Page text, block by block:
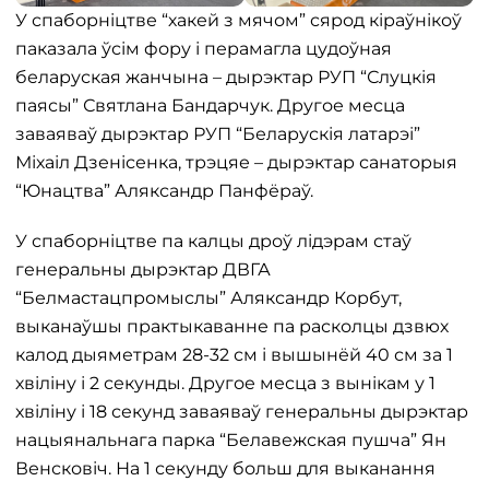
У спаборніцтве “хакей з мячом” сярод кіраўнікоў
паказала ўсім фору і перамагла цудоўная
беларуская жанчына – дырэктар РУП “Слуцкія
паясы” Святлана Бандарчук. Другое месца
заваяваў дырэктар РУП “Беларускія латарэі”
Міхаіл Дзенісенка, трэцяе – дырэктар санаторыя
“Юнацтва” Аляксандр Панфёраў.
У спаборніцтве па калцы дроў лідэрам стаў
генеральны дырэктар ДВГА
“Белмастацпромыслы” Аляксандр Корбут,
выканаўшы практыкаванне па расколцы дзвюх
калод дыяметрам 28-32 см і вышынёй 40 см за 1
хвіліну і 2 секунды. Другое месца з вынікам у 1
хвіліну і 18 секунд заваяваў генеральны дырэктар
нацыянальнага парка “Белавежская пушча” Ян
Венсковіч. На 1 секунду больш для выканання